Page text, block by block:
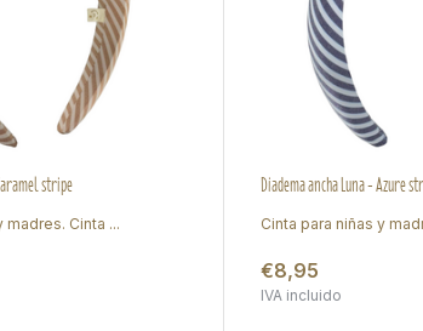
stripe
madres. Cinta ...
Diadema ancha Luna - Azure
Cinta para niñas y
€8,95
IVA incluido